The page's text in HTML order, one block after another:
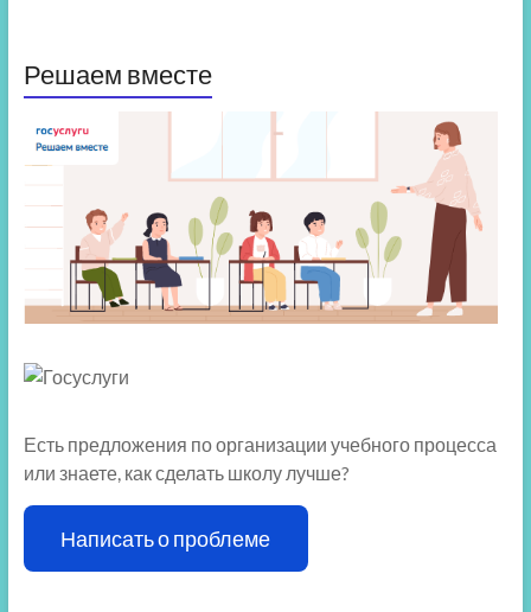
Решаем вместе
Есть предложения по организации учебного процесса
или знаете, как сделать школу лучше?
Написать о проблеме